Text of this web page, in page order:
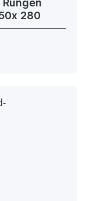
kranbar - Beispiel: 3800x 2050x 280